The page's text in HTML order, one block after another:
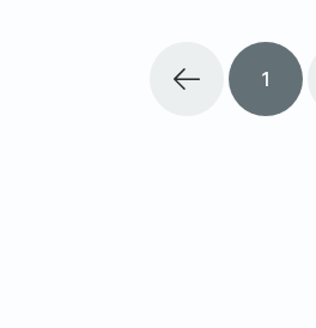
1